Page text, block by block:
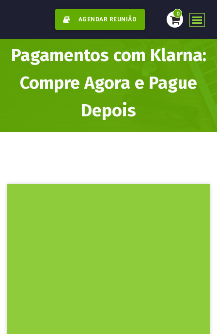
0
AGENDAR REUNIÃO
Pagamentos com Klarna:
Compre Agora e Pague
Depois